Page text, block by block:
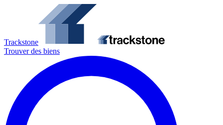
Trackstone
Trouver des biens